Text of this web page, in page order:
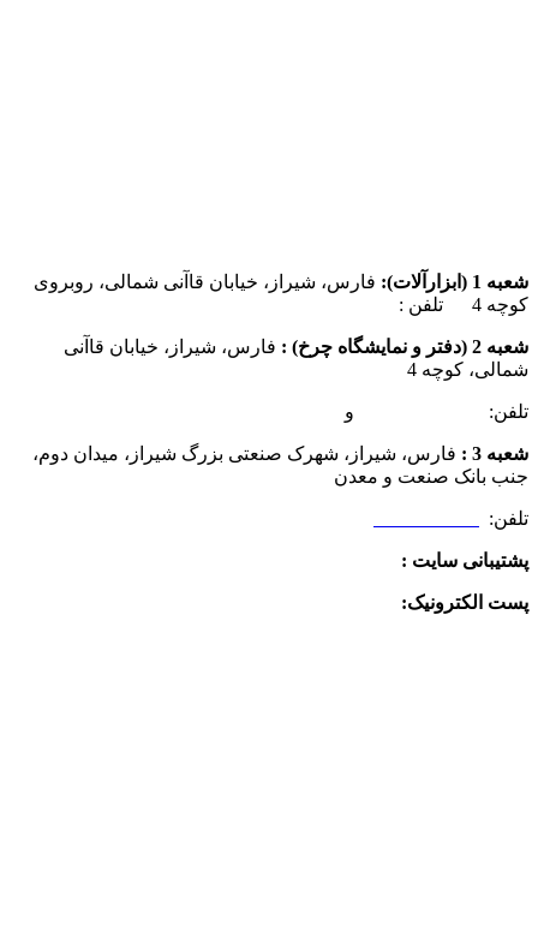
شعبه 1 (ابزارآلات):
فارس، شیراز، خیابان قاآنی شمالی، روبروی
کوچه 4 تلفن :
شعبه 2 (دفتر و نمایشگاه چرخ) :
فارس، شیراز، خیابان قاآنی
شمالی، کوچه 4
تلفن: و
شعبه 3 :
فارس، شیراز، شهرک صنعتی بزرگ شیراز، میدان دوم،
جنب بانک صنعت و معدن
تلفن:
پشتیبانی سایت :
پست الکترونیک: